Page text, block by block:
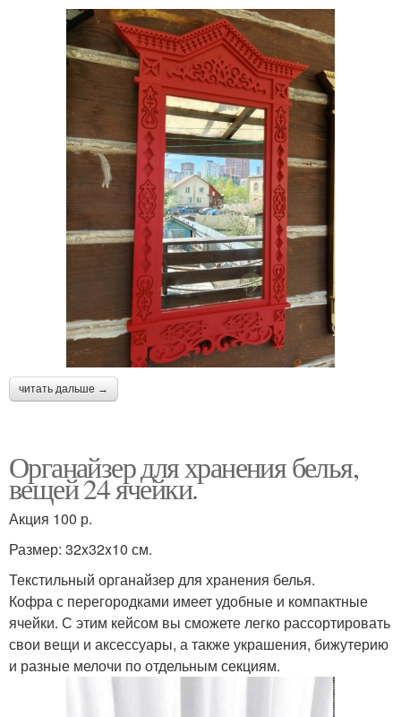
читать дальше →
Органайзер для хранения белья,
вещей 24 ячейки.
Акция 100 р.
Размер: 32x32x10 см.
Текстильный органайзер для хранения белья.
Кофра с перегородками имеет удобные и компактные
ячейки. С этим кейсом вы сможете легко рассортировать
свои вещи и аксессуары, а также украшения, бижутерию
и разные мелочи по отдельным секциям.